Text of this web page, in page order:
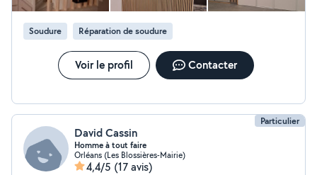
Soudure Réparation de soudure
Voir le profil Contacter
Particulier
David Cassin
Homme à tout faire
Orléans (Les Blossières-Mairie)
4,4/5 (17 avis)